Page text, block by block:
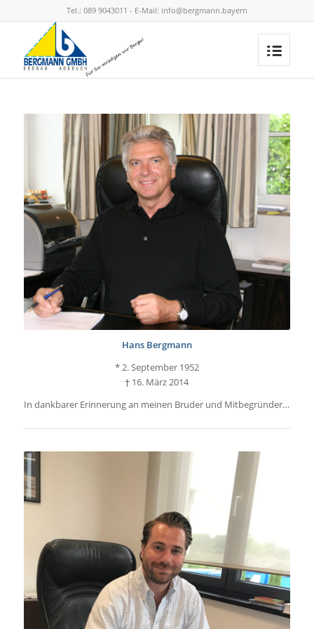
Tel.: 089 9043011 - E-Mail: info@bergmann.bayern
Hans Bergmann
* 2. September 1952
† 16. März 2014
In dankbarer Erinnerung an meinen Bruder und Mitbegründer…